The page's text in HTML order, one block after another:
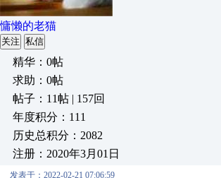
慵懒的老猫
关注 私信
精华：0帖
求助：0帖
帖子：11帖 | 157回
年度积分：111
历史总积分：2082
注册：2020年3月01日
发表于：2022-02-21 07:06:59